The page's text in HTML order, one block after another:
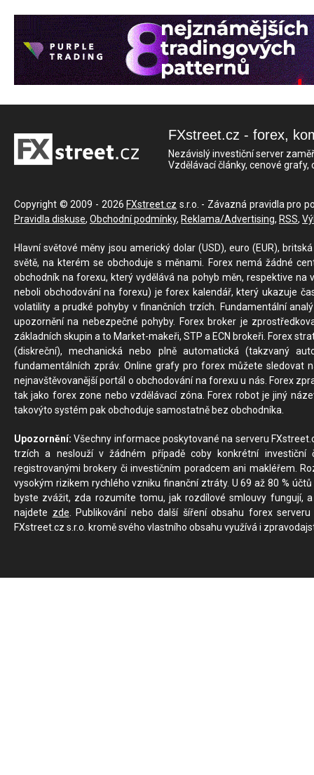
FXstreet.cz - forex,
Nezávislý investiční server
Vzdělávací články, cenové
Copyright © 2009 - 2026 FXstreet.cz s.r.o. - Závazná pravidla pro
Pravidla diskuse, Obchodní podmínky, Reklama/Advertising, RSS,
Hlavní světové měny jsou americký dolar (USD), euro (EUR),
světě, na kterém se obchoduje s měnami. Forex nemá žádné
obchodník na forexu, který vydělává na pohyb měn, respektive
neboli obchodování na forexu) je forex kalendář, který ukazuje
volatility a prudké pohyby v finančních trzích. Fundamentální
upozornění na nebezpečné pohyby. Forex broker je
základních skupin a to Market-makeři, STP a ECN brokeři. Forex
(diskreční), mechanická nebo plně automatická (takzvaný
fundamentálních zpráv. Online grafy pro forex můžete sledovat
nejnavštěvovanější portál o obchodování na forexu u nás. Forex
tak jako forex zone nebo vzdělávací zóna. Forex robot je jiný
takovýto systém pak obchoduje samostatně bez obchodníka.
Upozornění: Všechny informace poskytované na serveru
trzích a neslouží v žádném případě coby konkrétní investiční
registrovanými brokery či investičním poradcem ani makléřem.
vysokým rizikem rychlého vzniku finanční ztráty. U 69 až 80 %
byste zvážit, zda rozumíte tomu, jak rozdílové smlouvy fungují,
najdete zde. Publikování nebo další šíření obsahu forex
FXstreet.cz s.r.o. kromě svého vlastního obsahu využívá i